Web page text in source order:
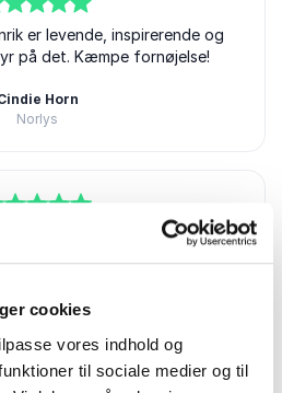
cookies
vores indhold og
til sociale medier og til
er levende, inspirerende og
på det. Kæmpe fornøjelse!
Horn
Norlys
super god formidler og formår
hele gruppen og vi har helt
brugbare værktøjer med
på". Stort "Thumbs-up"
herfra.